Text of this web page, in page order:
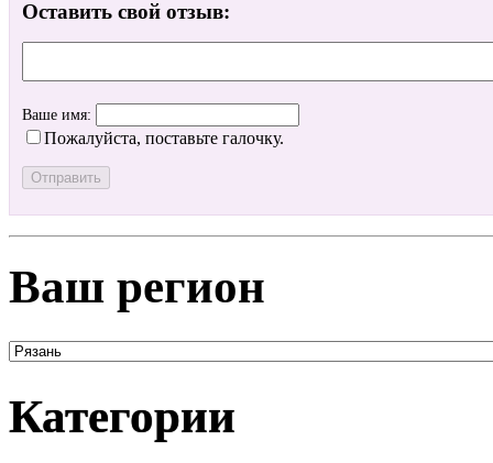
Оставить свой отзыв:
Ваше имя:
Пожалуйста, поставьте галочку.
Ваш регион
Категории